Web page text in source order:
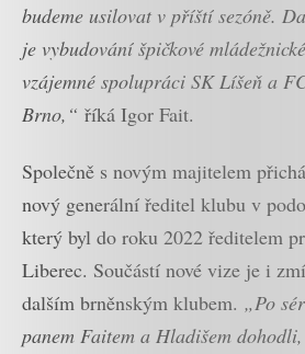
budeme usilovat v příští sezóně.
je vybudování špičkové
vzájemné spolupráci SK Líšeň a
Brno,“ říká Igor Fait.
Společně s novým majitelem
nový generální ředitel klubu v
který byl do roku 2022 ředitelem
Liberec. Součástí nové vize je i
dalším brněnským klubem. „Po
panem Faitem a Hladišem